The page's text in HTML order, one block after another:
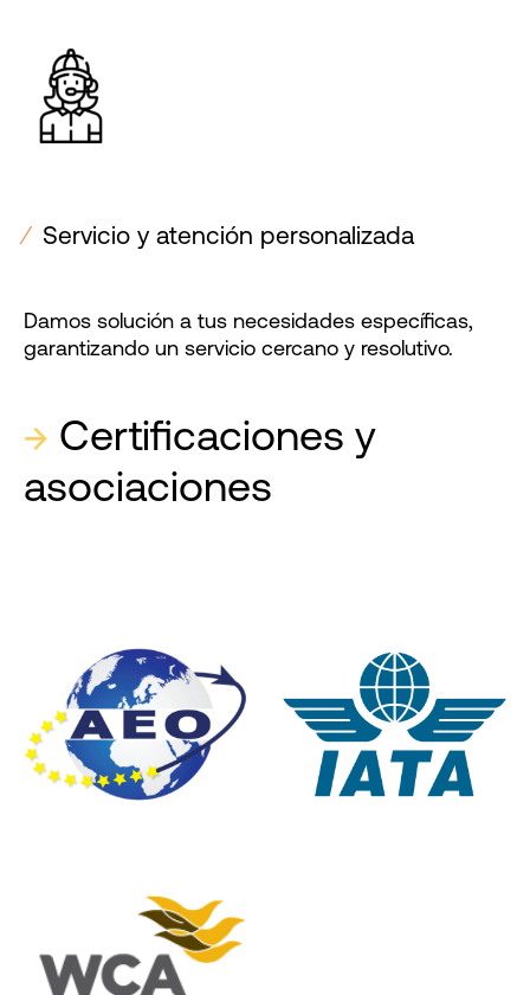
⁄Servicio y atención personalizada
Damos solución a tus necesidades específicas,
garantizando un servicio cercano y resolutivo.
→ Certificaciones y
asociaciones